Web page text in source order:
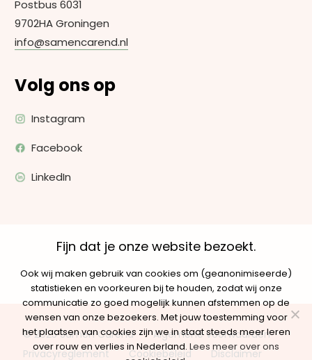
Postbus 6031
9702HA Groningen
info@samencarend.nl
Volg ons op
Instagram
Facebook
LinkedIn
© 2025 Samen Carend
Algemene voorwaarden
Privacyreglement
Cookiebeleid Disclaimer
Fijn dat je onze website bezoekt.
Ook wij maken gebruik van cookies om (geanonimiseerde)
statistieken en voorkeuren bij te houden, zodat wij onze
communicatie zo goed mogelijk kunnen afstemmen op de
wensen van onze bezoekers. Met jouw toestemming voor
het plaatsen van cookies zijn we in staat steeds meer leren
over rouw en verlies in Nederland. Lees meer over ons